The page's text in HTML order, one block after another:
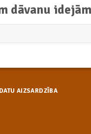
dāvanu
DATU AIZSARDZĪBA